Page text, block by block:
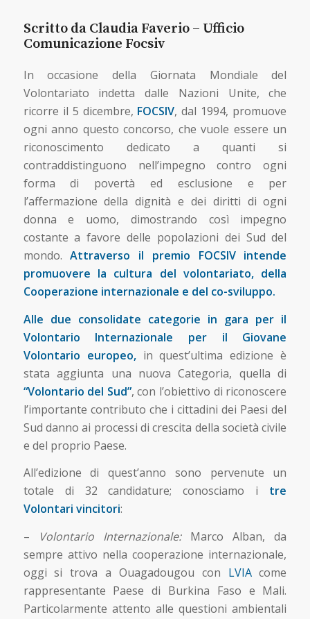
Scritto da Claudia Faverio – Ufficio
Comunicazione Focsiv
In occasione della Giornata Mondiale del
Volontariato indetta dalle Nazioni Unite, che
ricorre il 5 dicembre, FOCSIV, dal 1994, promuove
ogni anno questo concorso, che vuole essere un
riconoscimento dedicato a quanti si
contraddistinguono nell’impegno contro ogni
forma di povertà ed esclusione e per
l’affermazione della dignità e dei diritti di ogni
donna e uomo, dimostrando così impegno
costante a favore delle popolazioni dei Sud del
mondo.Attraverso il premio FOCSIV intende
promuovere la cultura del volontariato, della
Cooperazione internazionale e del co-sviluppo.
Alle due consolidate categorie in gara per il
Volontario Internazionale per il Giovane
Volontario europeo,in quest’ultima edizione è
stata aggiunta una nuova Categoria, quella di
“Volontario del Sud”, con l’obiettivo di riconoscere
l’importante contributo che i cittadini dei Paesi del
Sud danno ai processi di crescita della società civile
e del proprio Paese.
All’edizione di quest’anno sono pervenute un
totale di 32 candidature; conosciamo i tre
Volontari vincitori:
–
Volontario Internazionale:Marco Alban, da
sempre attivo nella cooperazione internazionale,
oggi si trova a Ouagadougou con LVIAcome
rappresentante Paese di Burkina Faso e Mali.
Particolarmente attento alle questioni ambientali